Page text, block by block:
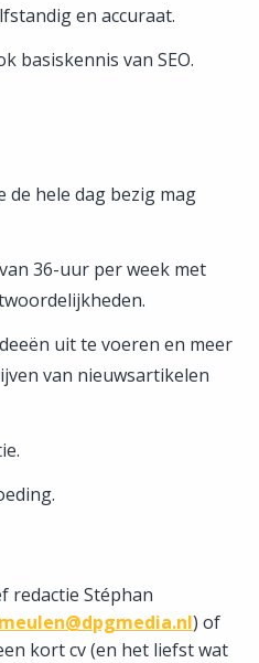
en accuraat.
basiskennis van SEO.
de hele dag bezig mag
36-uur per week met
uit te voeren en meer
van nieuwsartikelen
redactie Stéphan
) of
kort cv (en het liefst wat